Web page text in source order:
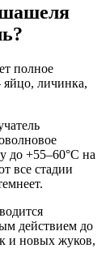
шашеля
полное
личинка,
до +55–60°C на
все стадии
действием до
и новых жуков,